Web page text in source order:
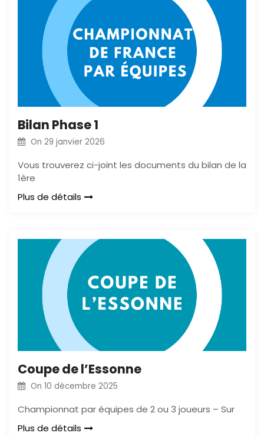
Bilan Phase 1
On 29 janvier 2026
Vous trouverez ci-joint les documents du bilan de la
1ère
Plus de détails
Coupe de l’Essonne
On 10 décembre 2025
Championnat par équipes de 2 ou 3 joueurs – Sur
Plus de détails